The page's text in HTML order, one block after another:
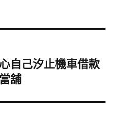
自己汐止機車借款
舖